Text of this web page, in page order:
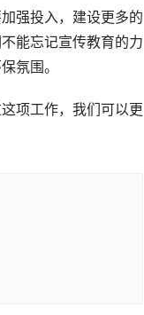
强投入，建设更多的
能忘记宣传教育的力
氛围。
项工作，我们可以更